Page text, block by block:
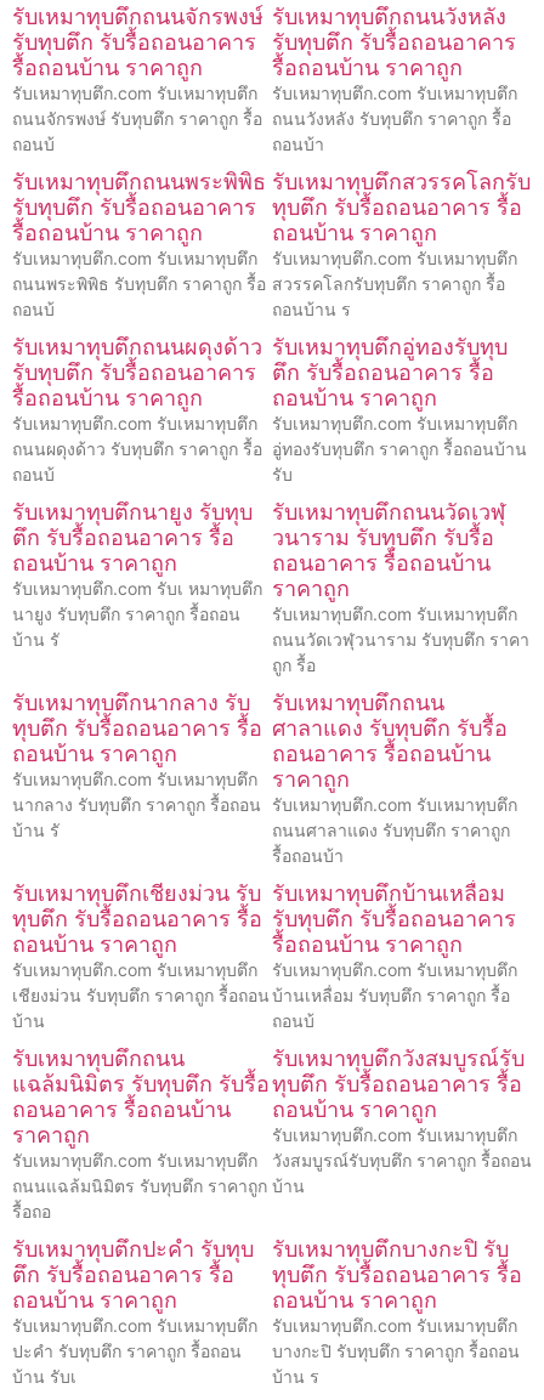
รับเหมาทุบตึกถนนจักรพงษ์
รับทุบตึก รับรื้อถอนอาคาร
รื้อถอนบ้าน ราคาถูก
รับเหมาทุบตึก.com รับเหมาทุบตึก
ถนนจักรพงษ์ รับทุบตึก ราคาถูก รื้อ
ถอนบ้
รับเหมาทุบตึกถนนวังหลัง
รับทุบตึก รับรื้อถอนอาคาร
รื้อถอนบ้าน ราคาถูก
รับเหมาทุบตึก.com รับเหมาทุบตึก
ถนนวังหลัง รับทุบตึก ราคาถูก รื้อ
ถอนบ้า
รับเหมาทุบตึกถนนพระพิพิธ
รับทุบตึก รับรื้อถอนอาคาร
รื้อถอนบ้าน ราคาถูก
รับเหมาทุบตึก.com รับเหมาทุบตึก
ถนนพระพิพิธ รับทุบตึก ราคาถูก รื้อ
ถอนบ้
รับเหมาทุบตึกสวรรคโลกรับ
ทุบตึก รับรื้อถอนอาคาร รื้อ
ถอนบ้าน ราคาถูก
รับเหมาทุบตึก.com รับเหมาทุบตึก
สวรรคโลกรับทุบตึก ราคาถูก รื้อ
ถอนบ้าน ร
รับเหมาทุบตึกถนนผดุงด้าว
รับทุบตึก รับรื้อถอนอาคาร
รื้อถอนบ้าน ราคาถูก
รับเหมาทุบตึก.com รับเหมาทุบตึก
ถนนผดุงด้าว รับทุบตึก ราคาถูก รื้อ
ถอนบ้
รับเหมาทุบตึกอู่ทองรับทุบ
ตึก รับรื้อถอนอาคาร รื้อ
ถอนบ้าน ราคาถูก
รับเหมาทุบตึก.com รับเหมาทุบตึก
อู่ทองรับทุบตึก ราคาถูก รื้อถอนบ้าน
รับ
รับเหมาทุบตึกนายูง รับทุบ
ตึก รับรื้อถอนอาคาร รื้อ
ถอนบ้าน ราคาถูก
รับเหมาทุบตึก.com รับเ หมาทุบตึก
นายูง รับทุบตึก ราคาถูก รื้อถอน
บ้าน รั
รับเหมาทุบตึกถนนวัดเวฬุ
วนาราม รับทุบตึก รับรื้อ
ถอนอาคาร รื้อถอนบ้าน
ราคาถูก
รับเหมาทุบตึก.com รับเหมาทุบตึก
ถนนวัดเวฬุวนาราม รับทุบตึก ราคา
ถูก รื้อ
รับเหมาทุบตึกนากลาง รับ
ทุบตึก รับรื้อถอนอาคาร รื้อ
ถอนบ้าน ราคาถูก
รับเหมาทุบตึก.com รับเหมาทุบตึก
นากลาง รับทุบตึก ราคาถูก รื้อถอน
บ้าน รั
รับเหมาทุบตึกถนน
ศาลาแดง รับทุบตึก รับรื้อ
ถอนอาคาร รื้อถอนบ้าน
ราคาถูก
รับเหมาทุบตึก.com รับเหมาทุบตึก
ถนนศาลาแดง รับทุบตึก ราคาถูก
รื้อถอนบ้า
รับเหมาทุบตึกเชียงม่วน รับ
ทุบตึก รับรื้อถอนอาคาร รื้อ
ถอนบ้าน ราคาถูก
รับเหมาทุบตึก.com รับเหมาทุบตึก
เชียงม่วน รับทุบตึก ราคาถูก รื้อถอน
บ้าน
รับเหมาทุบตึกบ้านเหลื่อม
รับทุบตึก รับรื้อถอนอาคาร
รื้อถอนบ้าน ราคาถูก
รับเหมาทุบตึก.com รับเหมาทุบตึก
บ้านเหลื่อม รับทุบตึก ราคาถูก รื้อ
ถอนบ้
รับเหมาทุบตึกถนน
แฉล้มนิมิตร รับทุบตึก รับรื้อ
ถอนอาคาร รื้อถอนบ้าน
ราคาถูก
รับเหมาทุบตึก.com รับเหมาทุบตึก
ถนนแฉล้มนิมิตร รับทุบตึก ราคาถูก
รื้อถอ
รับเหมาทุบตึกวังสมบูรณ์รับ
ทุบตึก รับรื้อถอนอาคาร รื้อ
ถอนบ้าน ราคาถูก
รับเหมาทุบตึก.com รับเหมาทุบตึก
วังสมบูรณ์รับทุบตึก ราคาถูก รื้อถอน
บ้าน
รับเหมาทุบตึกปะคำ รับทุบ
ตึก รับรื้อถอนอาคาร รื้อ
ถอนบ้าน ราคาถูก
รับเหมาทุบตึก.com รับเหมาทุบตึก
ปะคำ รับทุบตึก ราคาถูก รื้อถอน
บ้าน รับเ
รับเหมาทุบตึกบางกะปิ รับ
ทุบตึก รับรื้อถอนอาคาร รื้อ
ถอนบ้าน ราคาถูก
รับเหมาทุบตึก.com รับเหมาทุบตึก
บางกะปิ รับทุบตึก ราคาถูก รื้อถอน
บ้าน ร